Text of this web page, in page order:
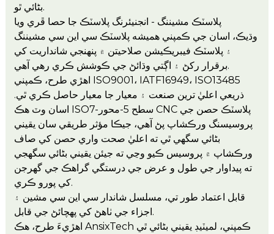
بڻائي ٿو.
پلاسٽڪ مشيننگ - انجنيئرنگ پلاسٽڪ جا حصا ڦري ويا
وڌيڪ، اسان جي ڪمپني هميشه پلاسٽڪ سي اين سي مشيننگ
۽ پلاسٽڪ فيبريڪيشن صلاحيتن ۾ پنهنجي شانداريت کي
برقرار رکڻ ۽ اڳتي وڌائڻ جي ڪوشش ڪري رهي آهي.
اهڙي طرح، ڪمپني ISO9001، IATF16949، ISO13485
ذريعي اعليٰ ترين صنعت ۽ معيار جا معيار حاصل ڪري ٿي.
اسان وٽ هڪ ISO7-سطح 5-محور CNC پلاسٽڪ حصن جي
پروسيسنگ ورڪشاپ پڻ آهي، جيڪا مؤثر طريقي سان يقيني
بڻائي سگهي ٿي ته اعليٰ صحت واري حصن کي صاف
ورڪشاپ ۾ پروسيس ڪيو وڃي ته جيئن يقيني بڻائي سگهجي
ته پيداوار جي طول و عرض جي درستگي گراهڪ جي گهرجن
کي پورو ڪري.
قابل اعتماد طور تي، مسلسل شاندار سي اين سي مشين ۽
اجزاء جي ٺاھڻ کي پهچائڻ جي قابل.
اهڙيءَ طرح، هڪ AnsixTech ڪمپني، لميٽيڊ يقيني بڻائي ٿي